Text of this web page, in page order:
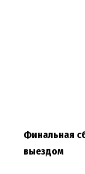
Финальная
выездом